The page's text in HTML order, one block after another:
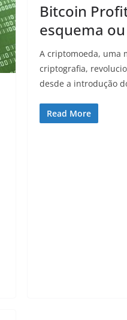
Bitcoin
esquema
A criptomoeda, uma
criptografia,
desde a introdução
Read More